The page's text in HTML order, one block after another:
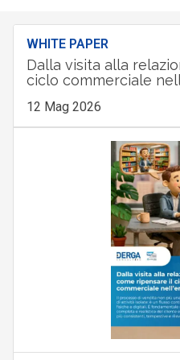
WHITE PAPER
Dalla visita alla
ciclo commerciale
12 Mag 2026